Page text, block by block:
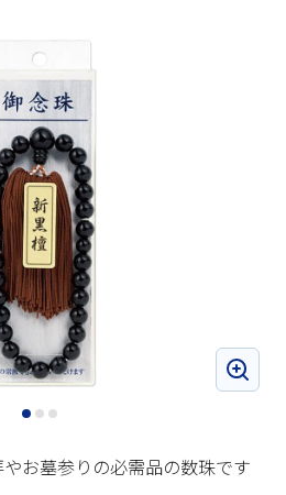
お墓参りの必需品の数珠です